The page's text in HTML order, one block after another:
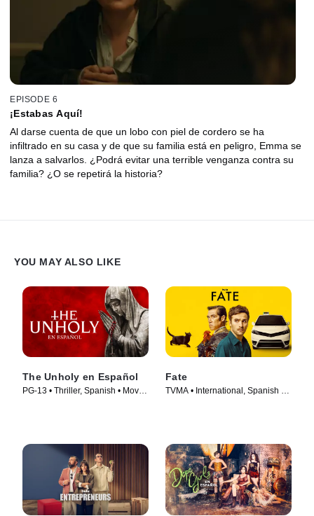
EPISODE 6
¡Estabas Aquí!
Al darse cuenta de que un lobo con piel de cordero se ha
infiltrado en su casa y de que su familia está en peligro, Emma se
lanza a salvarlos. ¿Podrá evitar una terrible venganza contra su
familia? ¿O se repetirá la historia?
YOU MAY ALSO LIKE
The Unholy en Español
PG-13 • Thriller, Spanish • Movie
Fate
TVMA • International, Spanish •